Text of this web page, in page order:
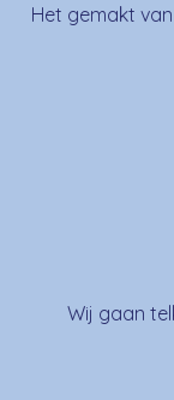
Het gemakt
Wij gaan